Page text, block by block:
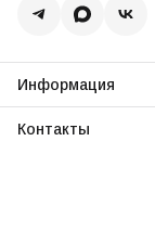
Информация
Оплата
Контакты